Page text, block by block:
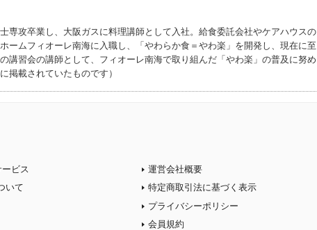
専攻卒業し、大阪ガスに料理講師として入社。給食委託会社やケアハウスの
ームフィオーレ南海に入職し、「やわらか食＝やわ楽」を開発し、現在に至
講習会の講師として、フィオーレ南海で取り組んだ「やわ楽」の普及に努め
掲載されていたものです）
ビス
いて
運営会社概要
特定商取引法に基づく表示
プライバシーポリシー
会員規約